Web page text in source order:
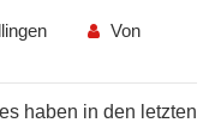
Von
haben in den letzten